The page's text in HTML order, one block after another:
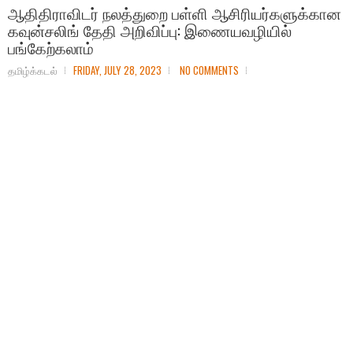
ஆதிதிராவிடர் நலத்துறை பள்ளி ஆசிரியர்களுக்கான
கவுன்சலிங் தேதி அறிவிப்பு: இணையவழியில்
பங்கேற்கலாம்
தமிழ்க்கடல் FRIDAY, JULY 28, 2023 NO COMMENTS